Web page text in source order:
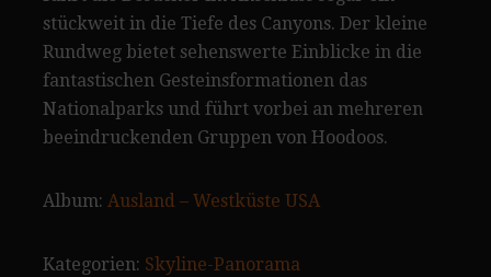
stückweit in die Tiefe des Canyons. Der kleine
Rundweg bietet sehenswerte Einblicke in die
fantastischen Gesteinsformationen das
Nationalparks und führt vorbei an mehreren
beeindruckenden Gruppen von Hoodoos.
Album: Ausland – Westküste USA
Kategorien: Skyline-Panorama